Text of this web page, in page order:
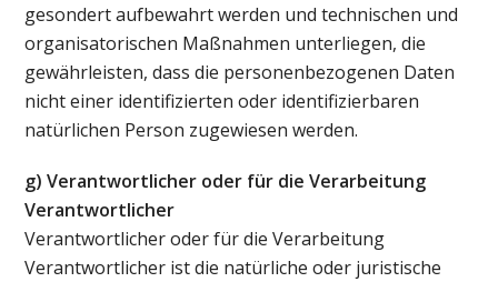
gesondert aufbewahrt werden und technischen und
organisatorischen Maßnahmen unterliegen, die
gewährleisten, dass die personenbezogenen Daten
nicht einer identifizierten oder identifizierbaren
natürlichen Person zugewiesen werden.
g) Verantwortlicher oder für die Verarbeitung
Verantwortlicher
Verantwortlicher oder für die Verarbeitung
Verantwortlicher ist die natürliche oder juristische